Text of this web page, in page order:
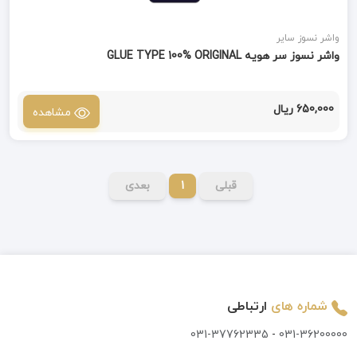
واشر نسوز سایر
واشر نسوز سر هویه GLUE TYPE 100% ORIGINAL
650,000 ریال مشاهده
قبلی 1 بعدی
شماره های ارتباطی
031-36200000
-
031-37762335